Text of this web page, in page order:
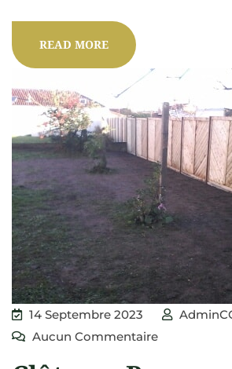
READ MORE
14 Septembre 2023
Aucun Commentaire